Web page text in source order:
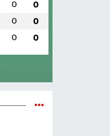
0 0
0 0
0 0